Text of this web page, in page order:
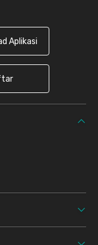
Aplikasi